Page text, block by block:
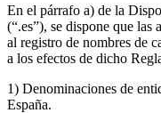
En el párrafo a) de la
(“.es”), se dispone que
al registro de nombres de
a los efectos de dicho
1) Denominaciones de
España.